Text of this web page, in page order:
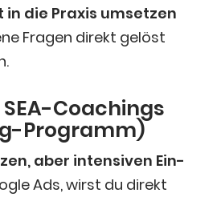
in die Pra­xis umset­zen
Fra­gen direkt gelöst
SEA-Coa­chings
Pro­gramm)
aber inten­si­ven Ein­
Ads, wirst du direkt